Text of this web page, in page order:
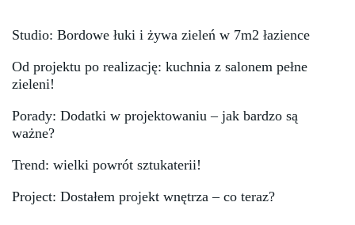
Studio: Bordowe łuki i żywa zieleń w 7m2 łazience
Od projektu po realizację: kuchnia z salonem pełne
zieleni!
Porady: Dodatki w projektowaniu – jak bardzo są
ważne?
Trend: wielki powrót sztukaterii!
Project: Dostałem projekt wnętrza – co teraz?